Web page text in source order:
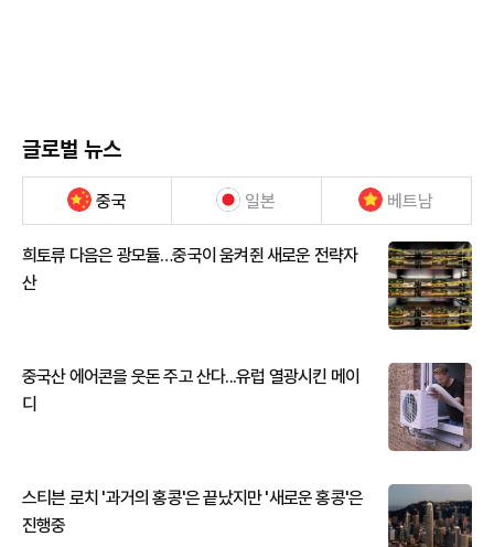
글로벌 뉴스
중국 일본 베트남
희토류 다음은 광모듈…중국이 움켜쥔 새로운 전략자
산
중국산 에어콘을 웃돈 주고 산다...유럽 열광시킨 메이
디
스티븐 로치 '과거의 홍콩'은 끝났지만 '새로운 홍콩'은
진행중